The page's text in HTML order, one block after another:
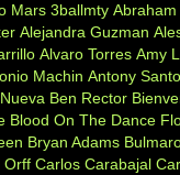
Mars 3ballmty
Alejandra Guzman
Alvaro Torres Amy
Machin Antony
Ben Rector
Blood On The Dance
Bryan Adams
Orff Carlos Carabajal